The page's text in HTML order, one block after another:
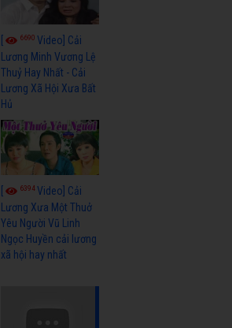
6690Video] Cải
Lương Minh Vương Lệ
Thuỷ Hay Nhất - Cải
Lương Xã Hội Xưa Bất
Hủ
6394Video] Cải
Lương Xưa Một Thuở
Yêu Người Vũ Linh
Ngọc Huyền cải lương
xã hội hay nhất